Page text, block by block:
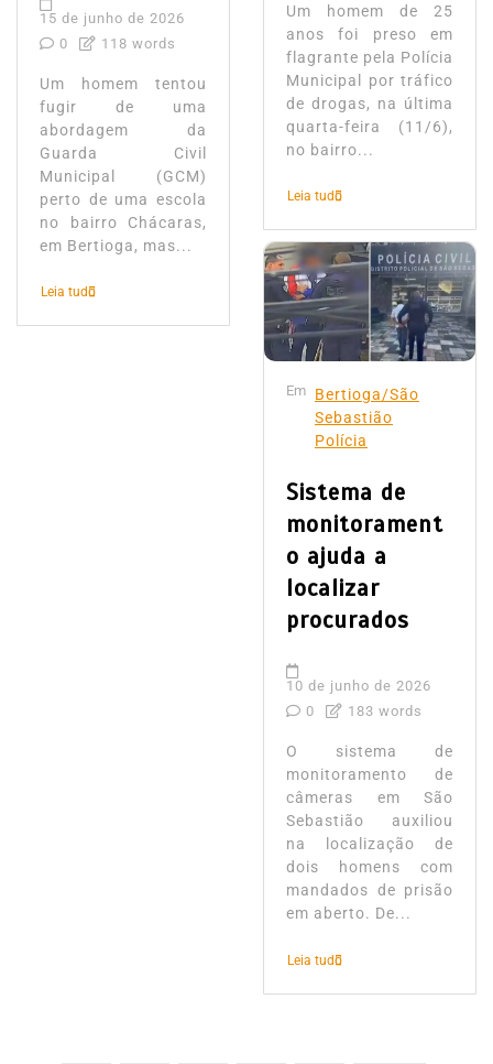
15 de junho de 2026
0
118 words
Um homem tentou
fugir de uma
abordagem da
Guarda Civil
Municipal (GCM)
perto de uma escola
no bairro Chácaras,
em Bertioga, mas...
Leia tudo
Um homem de 25
anos foi preso em
flagrante pela Polícia
Municipal por tráfico
de drogas, na última
quarta-feira (11/6),
no bairro...
Leia tudo
Em Bertioga/São
Sebastião
Polícia
Sistema de
monitorament
o ajuda a
localizar
procurados
10 de junho de 2026
0
183 words
O sistema de
monitoramento de
câmeras em São
Sebastião auxiliou
na localização de
dois homens com
mandados de prisão
em aberto. De...
Leia tudo